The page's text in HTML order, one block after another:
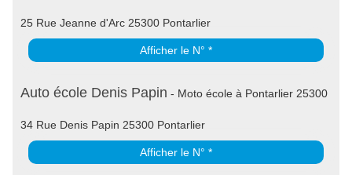
25 Rue Jeanne d'Arc 25300 Pontarlier
Afficher le N° *
Auto école Denis Papin - Moto école à Pontarlier 25300
34 Rue Denis Papin 25300 Pontarlier
Afficher le N° *